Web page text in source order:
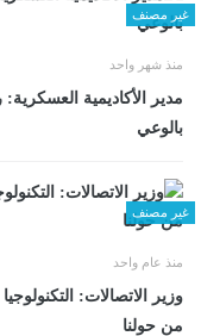
غير مصنف
منذ شهر واحد
مدير الأكاديمية
بالوعي
غير مصنف
منذ عام واحد
وزير الاتصالات:
من حولنا